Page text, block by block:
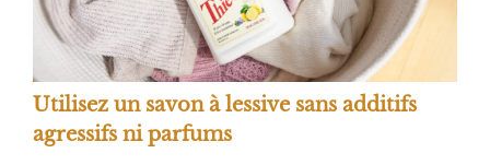
Utilisez un savon à lessive sans additifs
agressifs ni parfums